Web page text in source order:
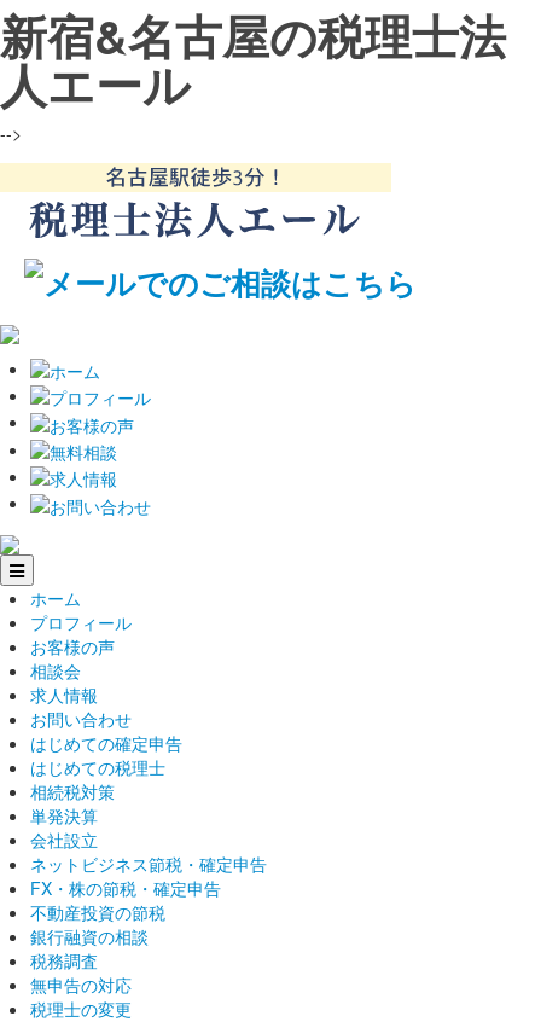
新宿&名古屋の税理士法
人エール
-->
ホーム
プロフィール
お客様の声
相談会
求人情報
お問い合わせ
はじめての確定申告
はじめての税理士
相続税対策
単発決算
会社設立
ネットビジネス節税・確定申告
FX・株の節税・確定申告
不動産投資の節税
銀行融資の相談
税務調査
無申告の対応
税理士の変更